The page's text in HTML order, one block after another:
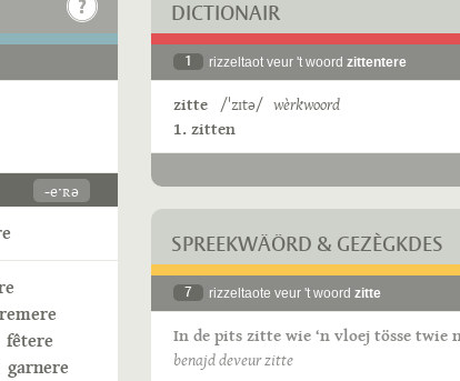
-eˑʀə
fêtere
garnere
DICTIONAIR
1 rizzeltaot veur 't woord zittentere
zitte /ˈzɪtə/ wèrkwoord
1. zitten
SPREEKWÄÖRD & GEZÈGKDES
7 rizzeltaote veur 't woord zitte
In de pits zitte wie ‘n vloej tösse twie
benajd deveur zitte